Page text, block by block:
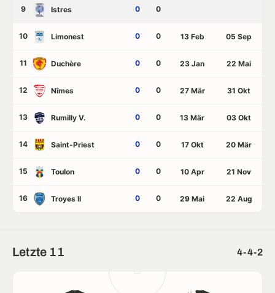
9 Istres 0 0
10 Limonest 0 0 13 Feb 05 Sep
11 Duchère 0 0 23 Jan 22 Mai
12 Nîmes 0 0 27 Mär 31 Okt
13 Rumilly V. 0 0 13 Mär 03 Okt
14 Saint-Priest 0 0 17 Okt 20 Mär
15 Toulon 0 0 10 Apr 21 Nov
16 Troyes II 0 0 29 Mai 22 Aug
Letzte 11 4-4-2